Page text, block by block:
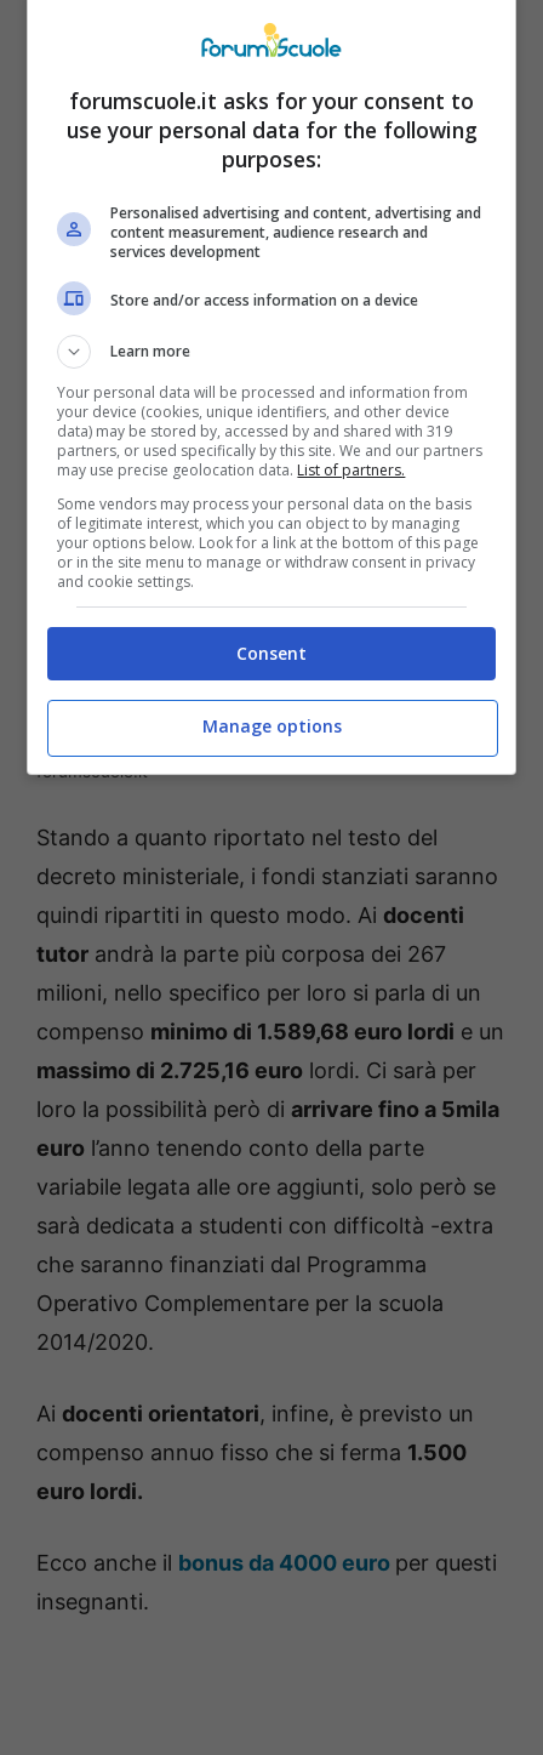
di tutti e portarli all’eccellenza.
docente orientatoreha, invece, il compito
di guidare e aiutare i ragazzi nelle scelte del
potenzialità senza però dimenticare un
sguardo alla realtà circostante e quindi
determinare scelte che siano quanto più
consapevoli possibile. A loro sono destinati i
fondi extra che arrivano nei prossimi mesi.
Nuovi fondi agli insegnanti: cosa dice il decreto -
forumscuole.it
Stando a quanto riportato nel testo del
decreto ministeriale, i fondi stanziati saranno
quindi ripartiti in questo modo. Ai docenti
tutor andrà la parte più corposa dei 267
milioni, nello specifico per loro si parla di un
compenso minimo di 1.589,68 euro lordi e un
massimo di 2.725,16 euro lordi. Ci sarà per
loro la possibilità però di arrivare fino a 5mila
euro l’anno tenendo conto della parte
variabile legata alle ore aggiunti, solo però se
sarà dedicata a studenti con difficoltà -extra
che saranno finanziati dal Programma
Operativo Complementare per la scuola
2014/2020.
Ai docenti orientatori, infine, è previsto un
compenso annuo fisso che si ferma 1.500
euro lordi.
Ecco anche il bonus da 4000 euro per questi
insegnanti.
forumscuole.it asks for your consent to
use your personal data for the following
purposes:
Personalised advertising and content, advertising and
content measurement, audience research and
services development
Store and/or access information on a device
Learn more
Your personal data will be processed and information from
your device (cookies, unique identifiers, and other device
data) may be stored by, accessed by and shared with 319
partners, or used specifically by this site. We and our partners
may use precise geolocation data. List of partners.
Some vendors may process your personal data on the basis
of legitimate interest, which you can object to by managing
your options below. Look for a link at the bottom of this page
or in the site menu to manage or withdraw consent in privacy
and cookie settings.
Consent
Manage options